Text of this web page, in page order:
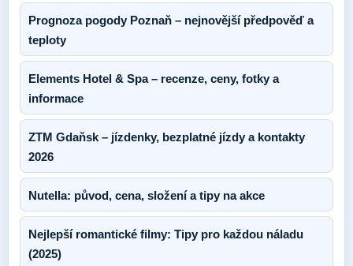
Prognoza pogody Poznaň – nejnovější předpověď a
teploty
Elements Hotel & Spa – recenze, ceny, fotky a
informace
ZTM Gdaňsk – jízdenky, bezplatné jízdy a kontakty
2026
Nutella: původ, cena, složení a tipy na akce
Nejlepší romantické filmy: Tipy pro každou náladu
(2025)